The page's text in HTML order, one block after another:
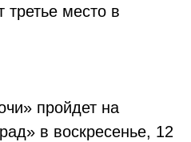
третье место в
пройдет на
в воскресенье, 12